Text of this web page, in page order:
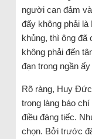
người can đảm
đấy không phải
khủng, thì ông đã
không phải đến
đạn trong ngần
Rõ ràng, Huy
trong làng báo
điều đáng tiếc.
chọn. Bởi trước